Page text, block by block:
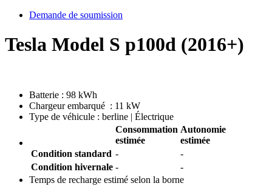
Demande de soumission
Tesla Model S p100d (2016+)
Batterie : 98 kWh
Chargeur embarqué : 11 kW
Type de véhicule : berline | Électrique
Consommation
estimée
Autonomie
estimée
Condition standard -
-
Condition hivernale -
-
Temps de recharge estimé selon la borne